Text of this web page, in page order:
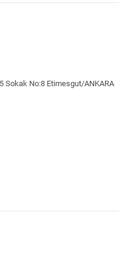
Sokak No:8 Etimesgut/ANKARA